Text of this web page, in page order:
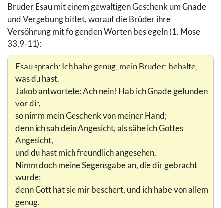
Bruder Esau mit einem gewaltigen Geschenk um Gnade
und Vergebung bittet, worauf die Brüder ihre
Versöhnung mit folgenden Worten besiegeln (1. Mose
33,9-11):
Esau sprach: Ich habe genug, mein Bruder; behalte,
was du hast.
Jakob antwortete: Ach nein! Hab ich Gnade gefunden
vor dir,
so nimm mein Geschenk von meiner Hand;
denn ich sah dein Angesicht, als sähe ich Gottes
Angesicht,
und du hast mich freundlich angesehen.
Nimm doch meine Segensgabe an, die dir gebracht
wurde;
denn Gott hat sie mir beschert, und ich habe von allem
genug.